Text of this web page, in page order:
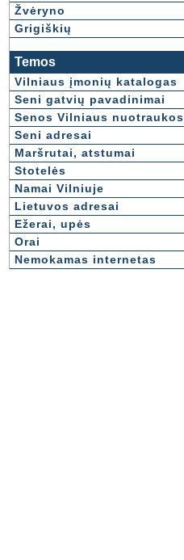
Žvėryno
Grigiškių
Temos
Vilniaus įmonių katalogas
Seni gatvių pavadinimai
Senos Vilniaus nuotraukos
Seni adresai
Maršrutai, atstumai
Stotelės
Namai Vilniuje
Lietuvos adresai
Ežerai, upės
Orai
Nemokamas internetas